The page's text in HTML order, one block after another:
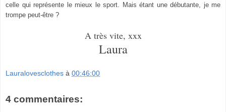
celle qui représente le mieux le sport. Mais étant une débutante, je me
trompe peut-être ?
A très vite, xxx
Laura
Lauralovesclothes à 00:46:00
4 commentaires: